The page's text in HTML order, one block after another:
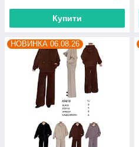
Купити
НОВИНКА 06.08.26